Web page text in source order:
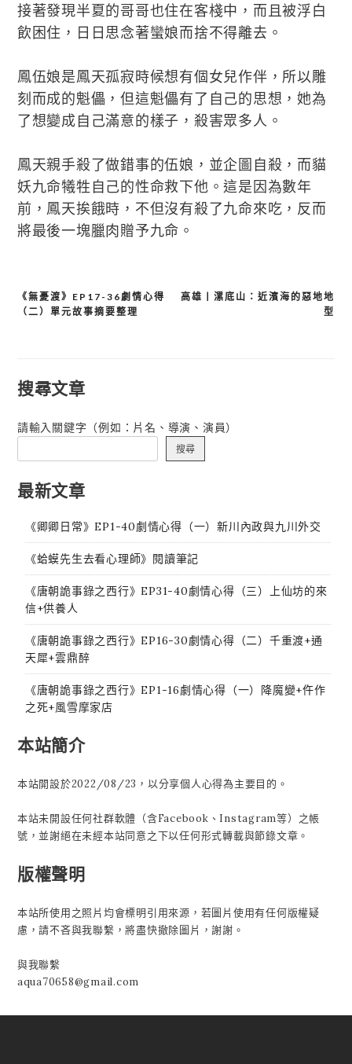
接著發現半夏的哥哥也住在客棧中，而且被浮白
飲困住，日日思念著蠻娘而捨不得離去。
鳳伍娘是鳳天孤寂時候想有個女兒作伴，所以雕
刻而成的魁儡，但這魁儡有了自己的思想，她為
了想變成自己滿意的樣子，殺害眾多人。
鳳天親手殺了做錯事的伍娘，並企圖自殺，而貓
妖九命犧牲自己的性命救下他。這是因為數年
前，鳳天挨餓時，不但沒有殺了九命來吃，反而
將最後一塊臘肉贈予九命。
文
覽
高雄丨漯底山：近濱海的惡地地
型
《無憂渡》EP17-36劇情心得
（二）單元故事摘要整理
搜尋文章
請輸入關鍵字（例如：片名、導演、演員）
搜尋
最新文章
《卿卿日常》EP1-40劇情心得（一）新川內政與九川外交
《蛤蟆先生去看心理師》閱讀筆記
《唐朝詭事錄之西行》EP31-40劇情心得（三）上仙坊的來
信+供養人
《唐朝詭事錄之西行》EP16-30劇情心得（二）千重渡+通
天犀+雲鼎醉
《唐朝詭事錄之西行》EP1-16劇情心得（一）降魔變+仵作
之死+風雪摩家店
本站簡介
本站開設於2022/08/23，以分享個人心得為主要目的。
本站未開設任何社群軟體（含Facebook、Instagram等）之帳
號，並謝絕在未經本站同意之下以任何形式轉載與節錄文章。
版權聲明
本站所使用之照片均會標明引用來源，若圖片使用有任何版權疑
慮，請不吝與我聯繫，將盡快撤除圖片，謝謝。
與我聯繫
aqua70658@gmail.com